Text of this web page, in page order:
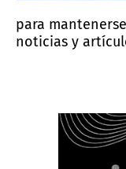
para
noticias y